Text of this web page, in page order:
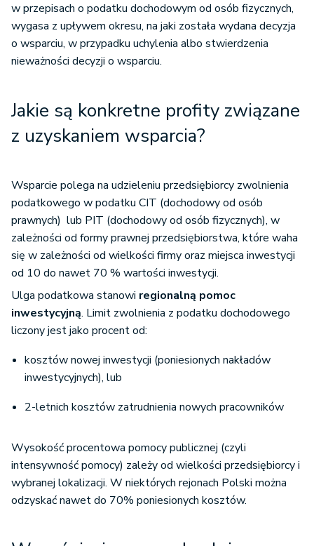
w przepisach o podatku dochodowym od osób fizycznych,
wygasa z upływem okresu, na jaki została wydana decyzja
o wsparciu, w przypadku uchylenia albo stwierdzenia
nieważności decyzji o wsparciu.
Jakie są konkretne profity związane
z uzyskaniem wsparcia?
Wsparcie polega na udzieleniu przedsiębiorcy zwolnienia
podatkowego w podatku CIT (dochodowy od osób
prawnych) lub PIT (dochodowy od osób fizycznych), w
zależności od formy prawnej przedsiębiorstwa, które waha
się w zależności od wielkości firmy oraz miejsca inwestycji
od 10 do nawet 70 % wartości inwestycji.
Ulga podatkowa stanowi regionalną pomoc
inwestycyjną. Limit zwolnienia z podatku dochodowego
liczony jest jako procent od:
kosztów nowej inwestycji (poniesionych nakładów
inwestycyjnych), lub
2-letnich kosztów zatrudnienia nowych pracowników
Wysokość procentowa pomocy publicznej (czyli
intensywność pomocy) zależy od wielkości przedsiębiorcy i
wybranej lokalizacji. W niektórych rejonach Polski można
odzyskać nawet do 70% poniesionych kosztów.